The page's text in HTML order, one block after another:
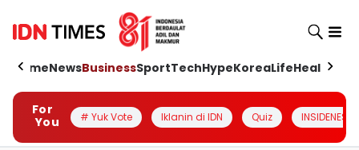
HomeNewsBusinessSportTechHypeKoreaLifeHealth
For
You
# Yuk Vote Iklanin di IDN Quiz INSIDENESIA